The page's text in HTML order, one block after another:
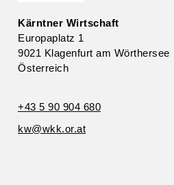
Kärntner Wirtschaft
Europa­platz 1
9021 Klagenfurt am Wörthersee
Öster­reich
+43 5 90 904 680
kw@​wkk.​or.​at